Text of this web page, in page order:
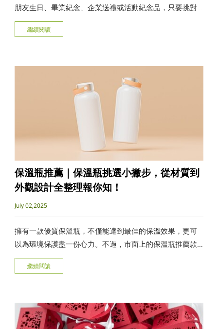
朋友生日、畢業紀念、企業送禮或活動紀念品，只要挑對
品項、找對廠商，就能送到心坎裡。本文整理3大常見送禮
情境，搭配實用選購技巧和人氣產品推薦，讓每一份禮物
繼續閱讀
保溫瓶推薦｜保溫瓶挑選小撇步，從材質到
外觀設計全整理報你知！
July 02,2025
擁有一款優質保溫瓶，不僅能達到最佳的保溫效果，更可
以為環境保護盡一份心力。不過，市面上的保溫瓶推薦款
式琳瑯滿目，要怎麼挑選適合自己的保溫瓶呢？本文將從
挑選保溫瓶的關鍵要素談起，為您提供最實用、全面的保
繼續閱讀